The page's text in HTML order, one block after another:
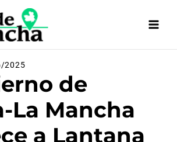
2025
de
La Mancha
a Lantana